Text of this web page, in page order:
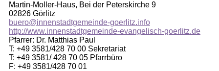
Martin-Moller-Haus, Bei der Peterskirche 9
02826 Görlitz
buero@innenstadtgemeinde-goerlitz.info
http://www.innenstadtgemeinde-evangelisch-goerlitz.de
Pfarrer: Dr. Matthias Paul
T: +49 3581/428 70 00 Sekretariat
T: +49 3581/ 428 70 05 Pfarrbüro
F: +49 3581/428 70 01